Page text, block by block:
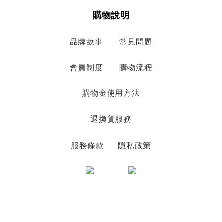
購物說明
品牌故事 常見問題
會員制度 購物流程
購物金使用方法
退換貨服務
服務條款 隱私政策